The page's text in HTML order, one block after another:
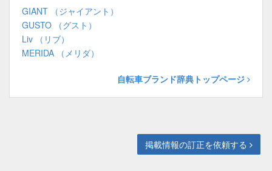
GIANT （ジャイアント）
GUSTO （グスト）
Liv （リブ）
MERIDA （メリダ）
自転車ブランド辞典トップページ
掲載情報の訂正を依頼する